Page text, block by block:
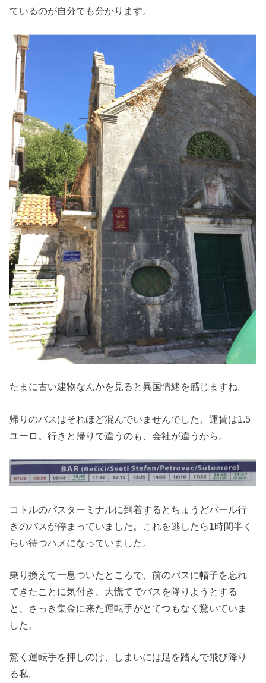
ているのが自分でも分かります。
たまに古い建物なんかを見ると異国情緒を感じますね。
帰りのバスはそれほど混んでいませんでした。運賃は1.5
ユーロ。行きと帰りで違うのも、会社が違うから。
コトルのバスターミナルに到着するとちょうどバール行
きのバスが停まっていました。これを逃したら1時間半く
らい待つハメになっていました。
乗り換えて一息ついたところで、前のバスに帽子を忘れ
てきたことに気付き、大慌てでバスを降りようとする
と、さっき集金に来た運転手がとてつもなく驚いていま
した。
驚く運転手を押しのけ、しまいには足を踏んで飛び降り
る私。